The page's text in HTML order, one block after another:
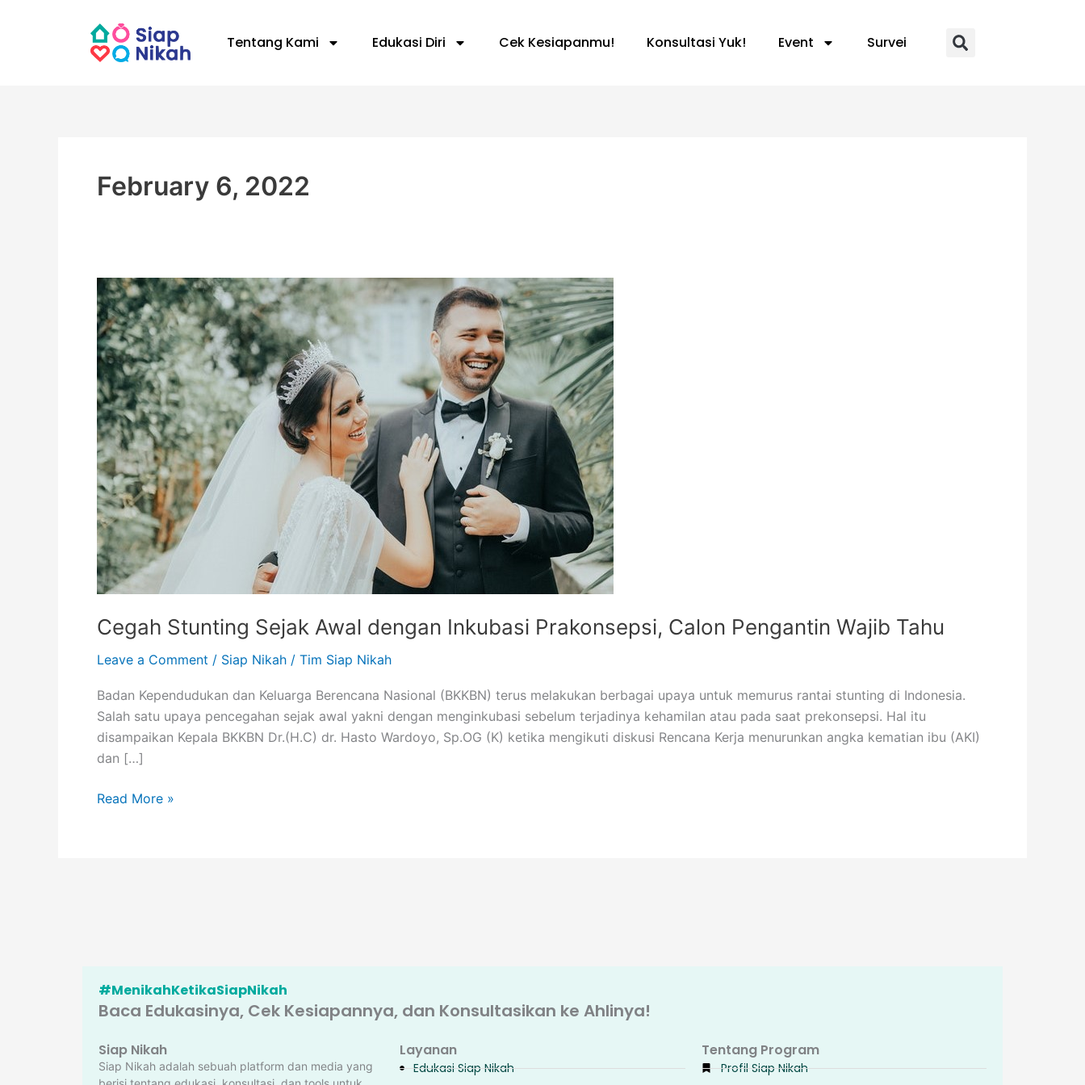
Tentang Kami Edukasi Diri Cek Kesiapanmu! Konsultasi Yuk! Event Survei
February 6, 2022
Cegah Stunting Sejak Awal dengan Inkubasi Prakonsepsi, Calon Pengantin Wajib Tahu
Leave a Comment / Siap Nikah / Tim Siap Nikah
Badan Kependudukan dan Keluarga Berencana Nasional (BKKBN) terus melakukan berbagai upaya untuk memurus rantai stunting di Indonesia.
Salah satu upaya pencegahan sejak awal yakni dengan menginkubasi sebelum terjadinya kehamilan atau pada saat prekonsepsi. Hal itu
disampaikan Kepala BKKBN Dr.(H.C) dr. Hasto Wardoyo, Sp.OG (K) ketika mengikuti diskusi Rencana Kerja menurunkan angka kematian ibu (AKI)
dan […]
Cegah
Stunting
Sejak
Awal
dengan
Inkubasi
Prakonsepsi,
Calon
Pengantin
Wajib
Tahu
Read More »
#MenikahKetikaSiapNikah
Baca Edukasinya, Cek Kesiapannya, dan Konsultasikan ke Ahlinya!
Siap Nikah
Siap Nikah adalah sebuah platform dan media yang
Layanan
Edukasi Siap Nikah
Tentang Program
Profil Siap Nikah